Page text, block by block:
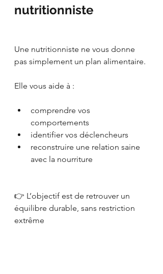
nutritionniste
Une nutritionniste ne vous donne
pas simplement un plan alimentaire.
Elle vous aide à :
comprendre vos
comportements
identifier vos déclencheurs
reconstruire une relation saine
avec la nourriture
👉 L’objectif est de retrouver un
équilibre durable, sans restriction
extrême